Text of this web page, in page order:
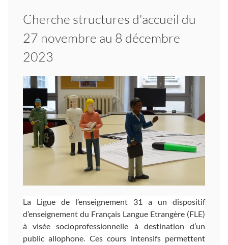
Cherche structures d'accueil du
27 novembre au 8 décembre
2023
La Ligue de l’enseignement 31 a un dispositif
d’enseignement du Français Langue Etrangère (FLE)
à visée socioprofessionnelle à destination d’un
public allophone. Ces cours intensifs permettent